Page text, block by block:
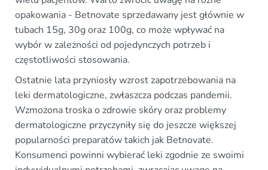
opakowania - Betnovate sprzedawany jest głównie w
tubach 15g, 30g oraz 100g, co może wpływać na
wybór w zależności od pojedynczych potrzeb i
częstotliwości stosowania.
Ostatnie lata przyniosły wzrost zapotrzebowania na
leki dermatologiczne, zwłaszcza podczas pandemii.
Wzmożona troska o zdrowie skóry oraz problemy
dermatologiczne przyczyniły się do jeszcze większej
popularności preparatów takich jak Betnovate.
Konsumenci powinni wybierać leki zgodnie ze swoimi